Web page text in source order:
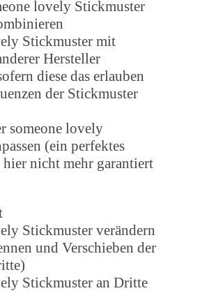
lovely Stickmuster
Stickmuster mit
Hersteller
diese das erlauben
der Stickmuster
someone lovely
(ein perfektes
nicht mehr garantiert
Stickmuster verändern
und Verschieben der
Stickmuster an Dritte